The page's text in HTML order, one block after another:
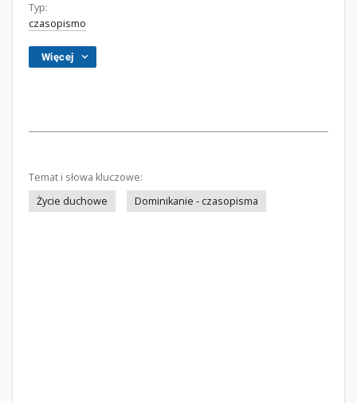
Typ:
czasopismo
Więcej
Temat i słowa kluczowe:
Życie duchowe
Dominikanie - czasopisma